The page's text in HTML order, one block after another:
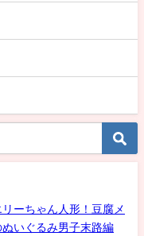
ーちゃん人形！豆腐メ
いぐるみ男子末路編